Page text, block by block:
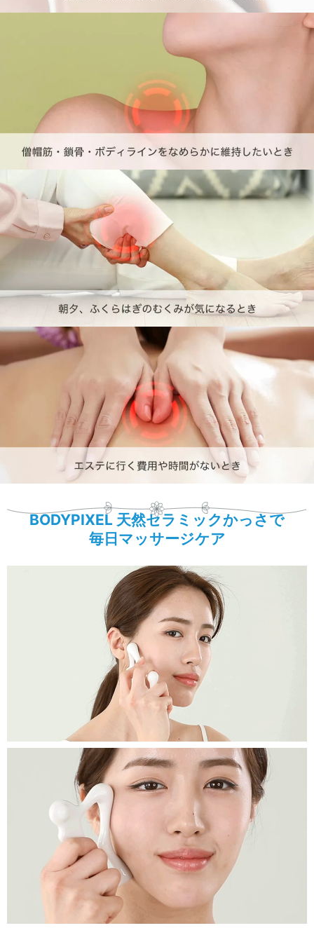
BODYPIXEL 天然セラミックかっさで
毎日マッサージケア